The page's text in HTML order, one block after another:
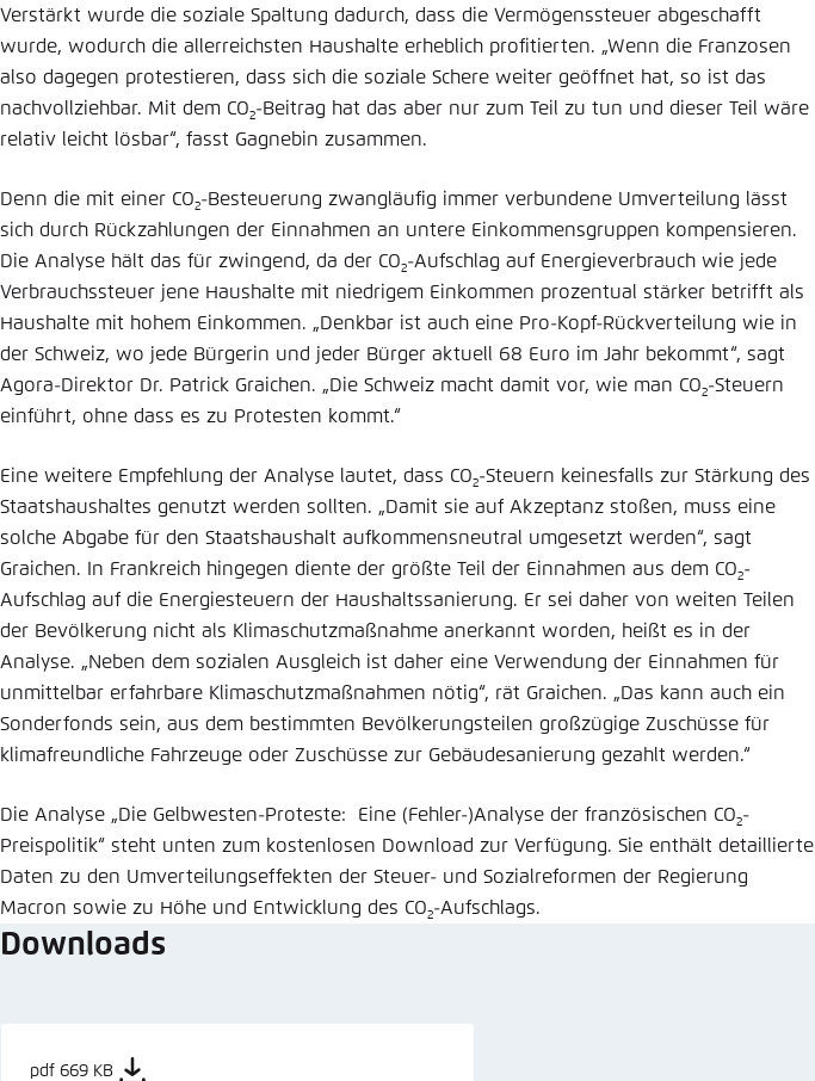
Verstärkt wurde die soziale Spaltung dadurch, dass die Vermögenssteuer abgeschafft
wurde, wodurch die allerreichsten Haushalte erheblich profitierten. „Wenn die Franzosen
also dagegen protestieren, dass sich die soziale Schere weiter geöffnet hat, so ist das
nachvollziehbar. Mit dem CO2-Beitrag hat das aber nur zum Teil zu tun und dieser Teil wäre
relativ leicht lösbar“, fasst Gagnebin zusammen.
Denn die mit einer CO2-Besteuerung zwangläufig immer verbundene Umverteilung lässt
sich durch Rückzahlungen der Einnahmen an untere Einkommensgruppen kompensieren.
Die Analyse hält das für zwingend, da der CO2-Aufschlag auf Energieverbrauch wie jede
Verbrauchssteuer jene Haushalte mit niedrigem Einkommen prozentual stärker betrifft als
Haushalte mit hohem Einkommen. „Denkbar ist auch eine Pro-Kopf-Rückverteilung wie in
der Schweiz, wo jede Bürgerin und jeder Bürger aktuell 68 Euro im Jahr bekommt“, sagt
Agora-Direktor Dr. Patrick Graichen. „Die Schweiz macht damit vor, wie man CO2-Steuern
einführt, ohne dass es zu Protesten kommt.“
Eine weitere Empfehlung der Analyse lautet, dass CO2-Steuern keinesfalls zur Stärkung des
Staatshaushaltes genutzt werden sollten. „Damit sie auf Akzeptanz stoßen, muss eine
solche Abgabe für den Staatshaushalt aufkommensneutral umgesetzt werden“, sagt
Graichen. In Frankreich hingegen diente der größte Teil der Einnahmen aus dem CO2-
Aufschlag auf die Energiesteuern der Haushaltssanierung. Er sei daher von weiten Teilen
der Bevölkerung nicht als Klimaschutzmaßnahme anerkannt worden, heißt es in der
Analyse. „Neben dem sozialen Ausgleich ist daher eine Verwendung der Einnahmen für
unmittelbar erfahrbare Klimaschutzmaßnahmen nötig“, rät Graichen. „Das kann auch ein
Sonderfonds sein, aus dem bestimmten Bevölkerungsteilen großzügige Zuschüsse für
klimafreundliche Fahrzeuge oder Zuschüsse zur Gebäudesanierung gezahlt werden.“
Die Analyse „Die Gelbwesten-Proteste: Eine (Fehler-)Analyse der französischen CO2-
Preispolitik“ steht unten zum kostenlosen Download zur Verfügung. Sie enthält detaillierte
Daten zu den Umverteilungseffekten der Steuer- und Sozialreformen der Regierung
Macron sowie zu Höhe und Entwicklung des CO2-Aufschlags.
Downloads
pdf 669 KB